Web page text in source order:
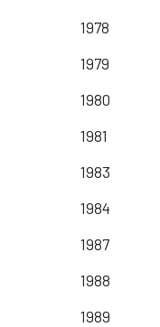
1978
1979
1980
1981
1983
1984
1987
1988
1989